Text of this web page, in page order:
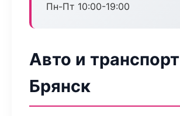
Пн-Пт 10:00-19:00
Авто и
Брянск